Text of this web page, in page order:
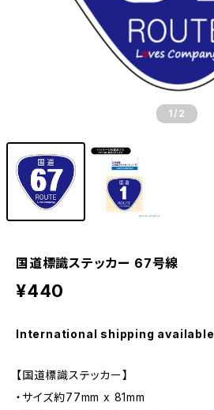
1 /2
国道標識ステッカー 67号線
¥440
International shipping available
【国道標識ステッカー】
・サイズ約77mm x 81mm